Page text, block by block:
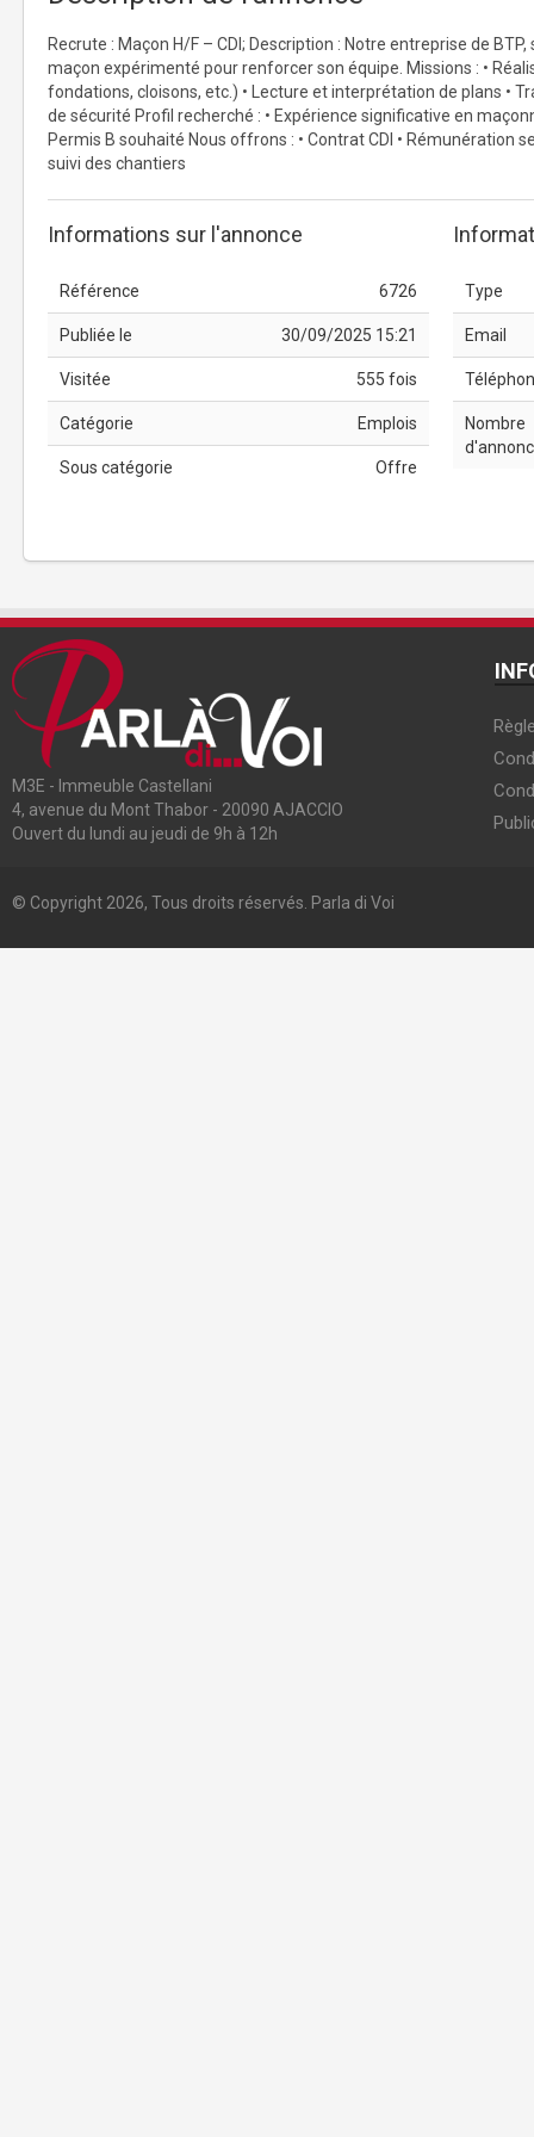
Recrute : Maçon H/F – CDI; Description : Notre entreprise de
maçon expérimenté pour renforcer son équipe. Missions : •
fondations, cloisons, etc.) • Lecture et interprétation de plans •
de sécurité Profil recherché : • Expérience significative en
Permis B souhaité Nous offrons : • Contrat CDI • Rémunération
suivi des chantiers
Informations sur l'annonce
Référence 6726
Publiée le 30/09/2025 15:21
Visitée 555 fois
Catégorie Emplois
Sous catégorie Offre
Type
Email
Nombre
M3E - Immeuble Castellani
4, avenue du Mont Thabor - 20090 AJACCIO
Ouvert du lundi au jeudi de 9h à 12h
© Copyright 2026, Tous droits réservés. Parla di Voi